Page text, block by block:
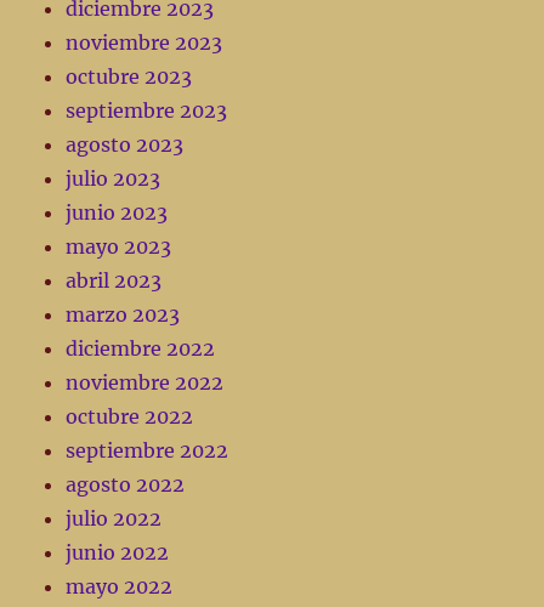
diciembre 2023
noviembre 2023
octubre 2023
septiembre 2023
agosto 2023
julio 2023
junio 2023
mayo 2023
abril 2023
marzo 2023
diciembre 2022
noviembre 2022
octubre 2022
septiembre 2022
agosto 2022
julio 2022
junio 2022
mayo 2022